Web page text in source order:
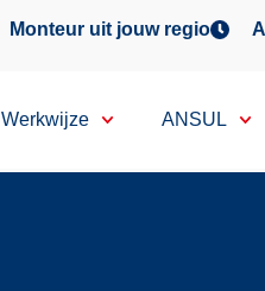
Monteur uit jouw regio
Werkwijze ANSUL